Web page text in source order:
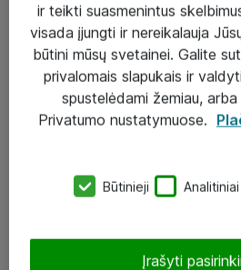
Sprendimai
Įgyvendinti projektai
Atea ekspertų patarimai verslui
eShop@atea.lt
ir teikti suasmenintus
visada įjungti ir nereikalauja
būtini mūsų svetainei. Galite
privalomais slapukais ir
spustelėdami žemiau,
Privatumo nustatymuose.
Būtinieji Analitiniai
Įrašyti